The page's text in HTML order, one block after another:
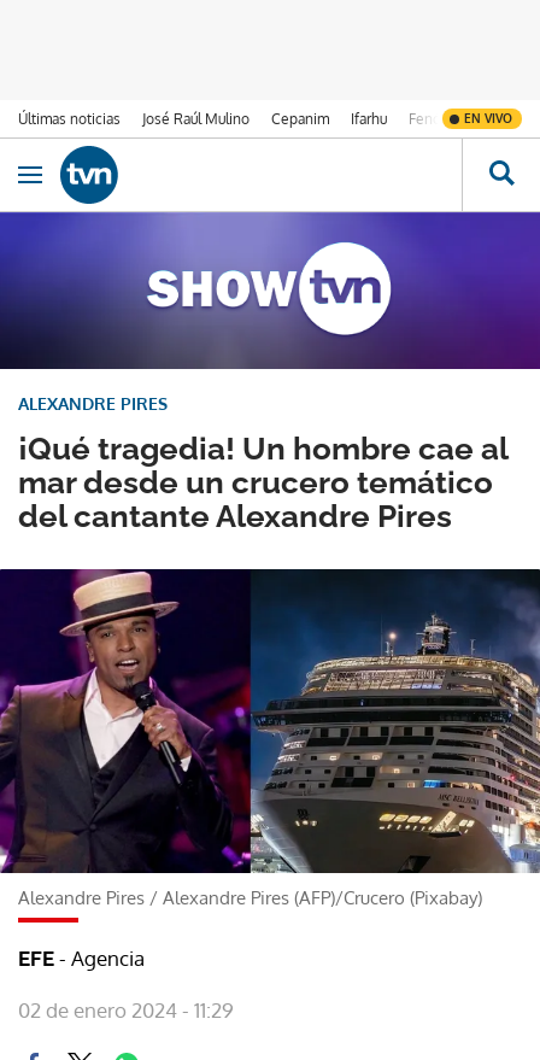
Últimas noticias José Raúl Mulino Cepanim Ifarhu Fenómeno de El
EN VIVO
Ir al contenido
Obrir navegació
¡Qué tragedia! Un hombre cae al
mar desde un crucero temático
del cantante Alexandre Pires
ALEXANDRE PIRES
Alexandre Pires / Alexandre Pires (AFP)/Crucero (Pixabay)
EFE - Agencia
02 de enero 2024 - 11:29